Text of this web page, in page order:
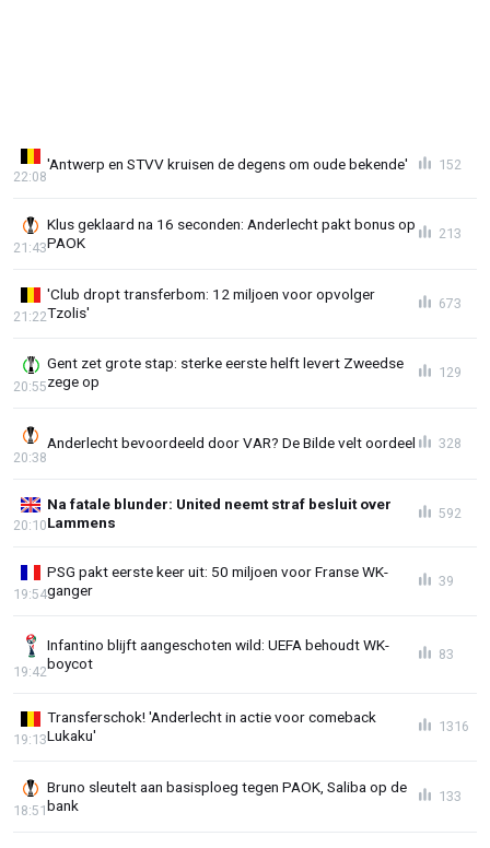
'Antwerp en STVV kruisen de degens om oude bekende'
22:08
152
Klus geklaard na 16 seconden: Anderlecht pakt bonus op
PAOK
21:43
213
'Club dropt transferbom: 12 miljoen voor opvolger
Tzolis'
21:22
673
Gent zet grote stap: sterke eerste helft levert Zweedse
zege op
20:55
129
Anderlecht bevoordeeld door VAR? De Bilde velt oordeel
20:38
328
Na fatale blunder: United neemt straf besluit over
Lammens
20:10
592
PSG pakt eerste keer uit: 50 miljoen voor Franse WK-
ganger
19:54
39
Infantino blijft aangeschoten wild: UEFA behoudt WK-
boycot
19:42
83
Transferschok! 'Anderlecht in actie voor comeback
Lukaku'
19:13
1316
Bruno sleutelt aan basisploeg tegen PAOK, Saliba op de
bank
18:51
133